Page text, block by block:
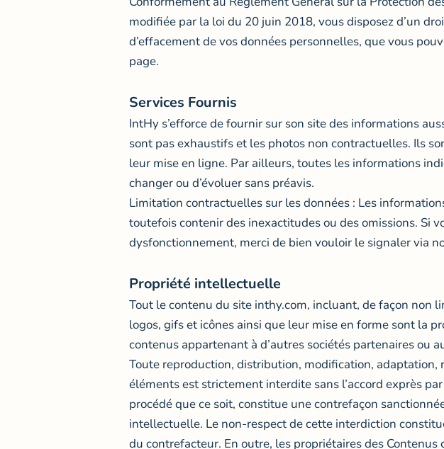
modifiée par la loi du 20 juin 2018, vous disposez d’un
d’effacement de vos données personnelles, que vous
page.
Services Fournis
IntHy s’efforce de fournir sur son site des informations
sont pas exhaustifs et les photos non contractuelles. Ils
leur mise en ligne. Par ailleurs, toutes les informations
changer ou d’évoluer sans préavis.
Limitation contractuelles sur les données : Les
toutefois contenir des inexactitudes ou des omissions. Si
dysfonctionnement, merci de bien vouloir le signaler via
Propriété intellectuelle
Tout le contenu du site inthy.com, incluant, de façon non
logos, gifs et icônes ainsi que leur mise en forme sont la
contenus appartenant à d’autres sociétés partenaires ou
Toute reproduction, distribution, modification,
éléments est strictement interdite sans l’accord exprès
procédé que ce soit, constitue une contrefaçon
intellectuelle. Le non-respect de cette interdiction
du contrefacteur. En outre, les propriétaires des